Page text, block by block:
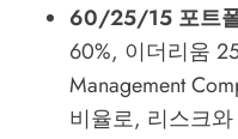
60/25/15 포트
60%, 이더리움
Management
비율로, 리스크